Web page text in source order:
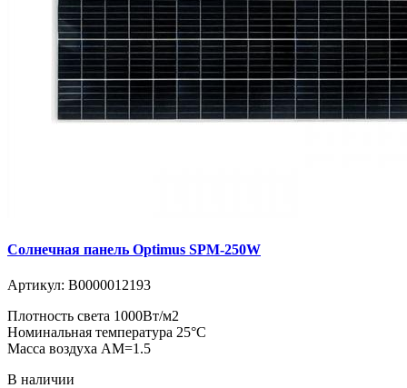
Солнечная панель Optimus SPM-250W
Артикул: В0000012193
Плотность света 1000Вт/м2
Номинальная температура 25°C
Масса воздуха АМ=1.5
В наличии